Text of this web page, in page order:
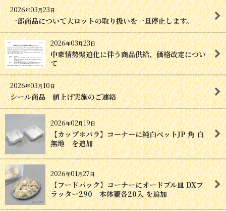
2026年03月23日
一部商品について大ロットの取り扱いを一旦停止します。
2026年03月23日
中東情勢緊迫化に伴う商品供給、価格改定につい
て
2026年03月10日
シール商品 値上げ実施のご連絡
2026年02月19日
【カップ＊バラ】コーナーに純白ペットJP 角 白
無地 を追加
2026年01月27日
【フードパック】コーナーにオードブル皿 DXプ
ラッター290 本体蓋各20入 を追加